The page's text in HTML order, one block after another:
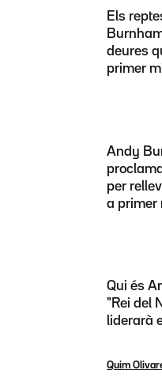
Els
deures
primer
Andy
per
a primer
Qui és
"Rei del
liderarà
Quim